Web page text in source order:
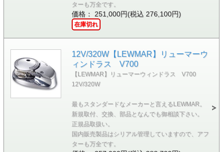
ターも万全です。
価格： 251,000円(税込 276,100円)
在庫切れ
12V/320W【LEWMAR】リューマーウ
ィンドラス V700
【LEWMAR】リューマーウィンドラス V700
12V/320W
最もスタンダードなメーカーと言えるLEWMAR。
新規取付、交換、部品となんでも御相談下さい。
正規品取扱い。
国内販売製品はシリアル管理していますので、アフ
ターも万全です。